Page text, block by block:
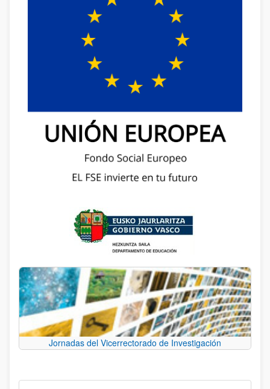
Jornadas del Vicerrectorado de Investigación